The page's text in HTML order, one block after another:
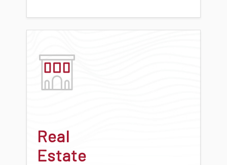
Real
Estate